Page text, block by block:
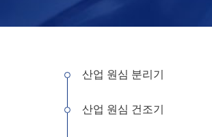
산업 원심 분리기
산업 원심 건조기